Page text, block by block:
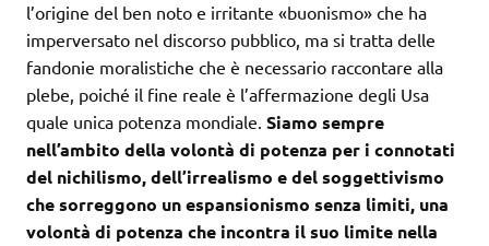
l’origine del ben noto e irritante «buonismo» che ha
imperversato nel discorso pubblico, ma si tratta delle
fandonie moralistiche che è necessario raccontare alla
plebe, poiché il fine reale è l’affermazione degli Usa
quale unica potenza mondiale. Siamo sempre
nell’ambito della volontà di potenza per i connotati
del nichilismo, dell’irrealismo e del soggettivismo
che sorreggono un espansionismo senza limiti, una
volontà di potenza che incontra il suo limite nella